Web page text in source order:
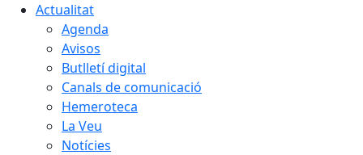
Actualitat
Agenda
Avisos
Butlletí digital
Canals de comunicació
Hemeroteca
La Veu
Notícies